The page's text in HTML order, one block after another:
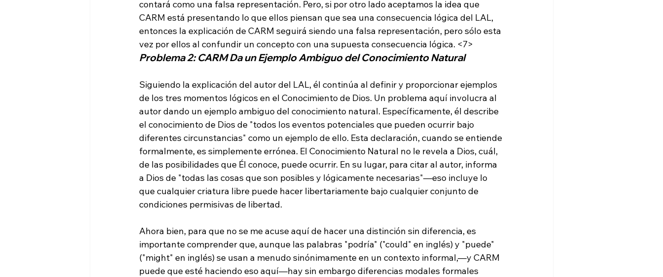
contará como una falsa representación. Pero, si por otro lado aceptamos la idea que
CARM está presentando lo que ellos piensan que sea una consecuencia lógica del LAL,
entonces la explicación de CARM seguirá siendo una falsa representación, pero sólo esta
vez por ellos al confundir un concepto con una supuesta consecuencia lógica. <7>
Problema 2: CARM Da un Ejemplo Ambiguo del Conocimiento Natural
Siguiendo la explicación del autor del LAL, él continúa al definir y proporcionar ejemplos
de los tres momentos lógicos en el Conocimiento de Dios. Un problema aquí involucra al
autor dando un ejemplo ambiguo del conocimiento natural. Específicamente, él describe
el conocimiento de Dios de "todos los eventos potenciales que pueden ocurrir bajo
diferentes circunstancias" como un ejemplo de ello. Esta declaración, cuando se entiende
formalmente, es simplemente errónea. El Conocimiento Natural no le revela a Dios, cuál,
de las posibilidades que Él conoce, puede ocurrir. En su lugar, para citar al autor, informa
a Dios de "todas las cosas que son posibles y lógicamente necesarias"—eso incluye lo
que cualquier criatura libre puede hacer libertariamente bajo cualquier conjunto de
condiciones permisivas de libertad.
Ahora bien, para que no se me acuse aquí de hacer una distinción sin diferencia, es
importante comprender que, aunque las palabras "podría" ("could" en inglés) y "puede"
("might" en inglés) se usan a menudo sinónimamente en un contexto informal,—y CARM
puede que esté haciendo eso aquí—hay sin embargo diferencias modales formales